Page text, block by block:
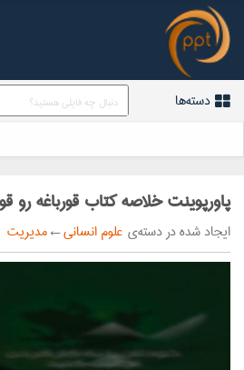
دسته‌ها
پاورپوینت خلاصه کتاب قورباغه رو
ایجاد شده در دسته‌ی علوم انسانی←مدیریت